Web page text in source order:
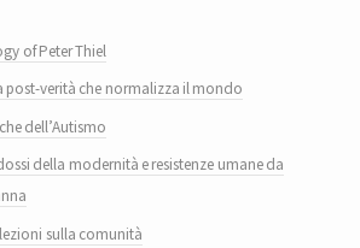
of Peter Thiel
post-verità che normalizza il mondo
dell’Autismo
della modernità e resistenze umane da
sulla comunità